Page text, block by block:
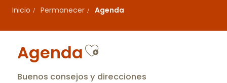
Inicio Permanecer Agenda
AgendaAjouter aux
Buenos consejos y direcciones